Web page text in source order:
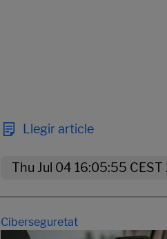
Llegir article
Thu Jul 04 16:05:55
Ciberseguretat